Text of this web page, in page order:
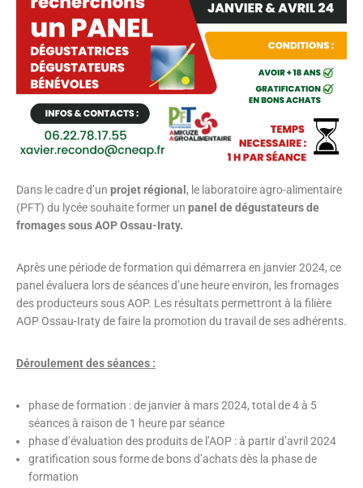
Dans le cadre d’un projet régional , le laboratoire agro-alimentaire
(PFT) du lycée souhaite former un panel de dégustateurs de
fromages sous AOP Ossau-Iraty.
Après une période de formation qui démarrera en janvier 2024, ce
panel évaluera lors de séances d’une heure environ, les fromages
des producteurs sous AOP. Les résultats permettront à la filière
AOP Ossau-Iraty de faire la promotion du travail de ses adhérents.
Déroulement des séances :
phase de formation : de janvier à mars 2024, total de 4 à 5
séances à raison de 1 heure par séance
phase d’évaluation des produits de l’AOP : à partir d’avril 2024
gratification sous forme de bons d’achats dès la phase de
formation